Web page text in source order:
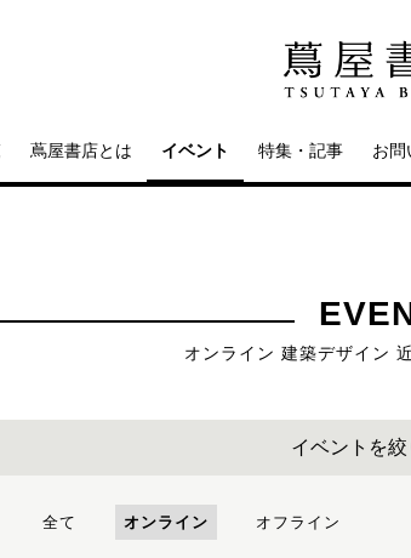
蔦屋書店とは イベント 特集・記事 お問
オンライン 建築デザイン
イベントを
全て オンライン オフライン